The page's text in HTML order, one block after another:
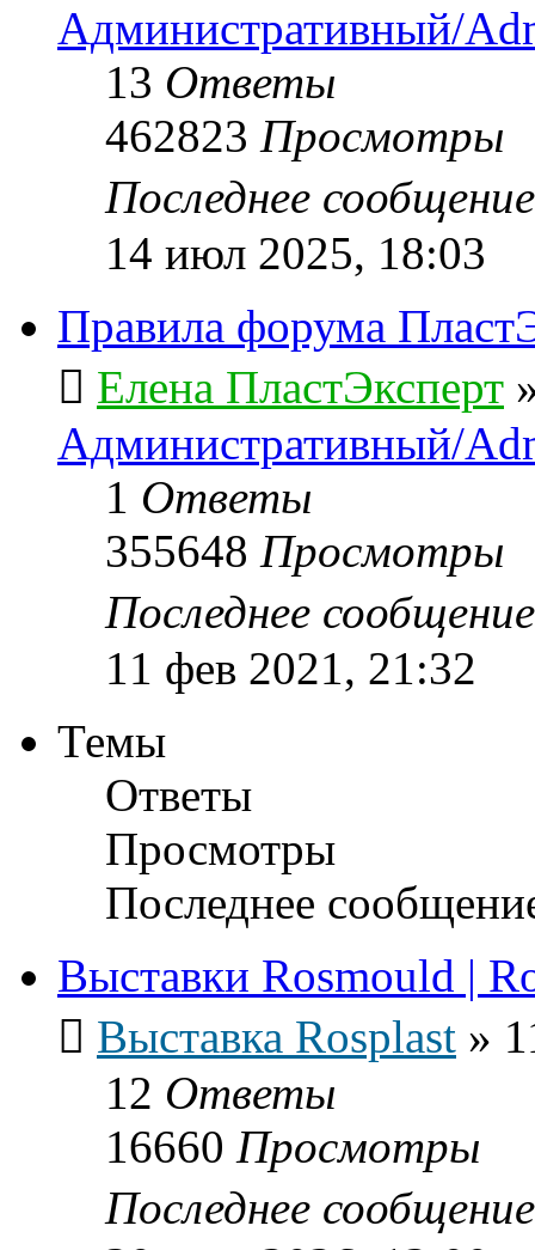
Административный/
13 Ответы
462823 Просмотры
Последнее
14 июл 2025, 18:03
Правила форума
Елена ПластЭксперт
Административный/
1 Ответы
355648 Просмотры
Последнее
11 фев 2021, 21:32
Темы
Ответы
Просмотры
Последнее
Выставки Rosmould |
Выставка Rosplast »
12 Ответы
16660 Просмотры
Последнее